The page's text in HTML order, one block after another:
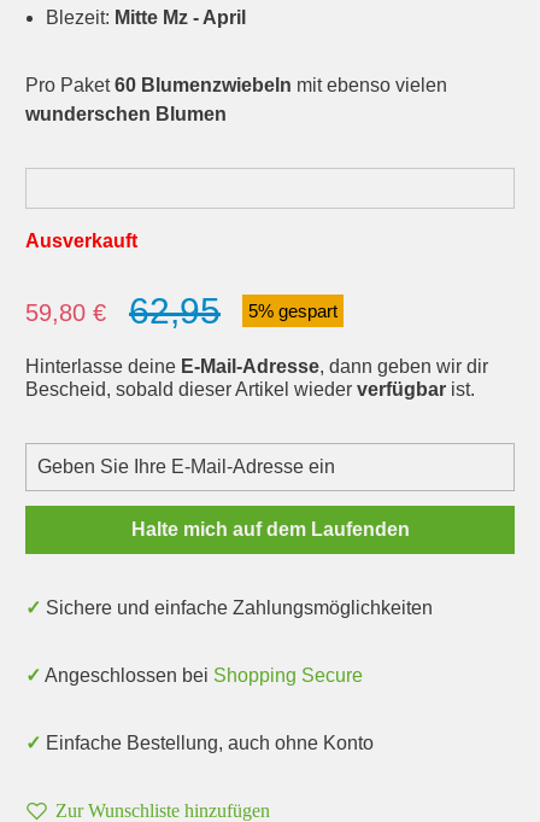
Blezeit: Mitte Mz - April
Pro Paket60 Blumenzwiebeln mit ebenso vielen
wunderschen Blumen
Ausverkauft
Verkaufspreis:
59,80 € 62,95 5% gespart
Hinterlasse deine E-Mail-Adresse, dann geben wir dir
Bescheid, sobald dieser Artikel wieder verfügbar ist.
Halte mich auf dem Laufenden
✓ Sichere und einfache Zahlungsmöglichkeiten
✓ Angeschlossen bei Shopping Secure
✓ Einfache Bestellung, auch ohne Konto
Zur Wunschliste hinzufügen